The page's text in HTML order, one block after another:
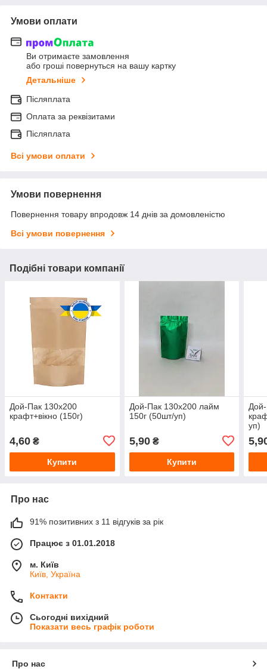
Умови оплати
Ви отримаєте замовлення
або гроші повернуться на вашу картку
Детальніше
Післяплата
Оплата за реквізитами
Післяплата
Всі умови оплати
Умови повернення
Повернення товару впродовж 14 днів за домовленістю
Всі умови повернення
Подібні товари компанії
Дой-Пак 130x200
крафт+вікно (150г)
4,60 ₴
Купити
Дой-Пак 130x200 лайм
150г (50шт/уп)
5,90₴
Купити
уп)
Про нас
91% позитивних з 11 відгуків за рік
Працює з 01.01.2018
м. Київ
Київ, Україна
Контакти
Сьогодні вихідний
Показати весь графік роботи
Про нас